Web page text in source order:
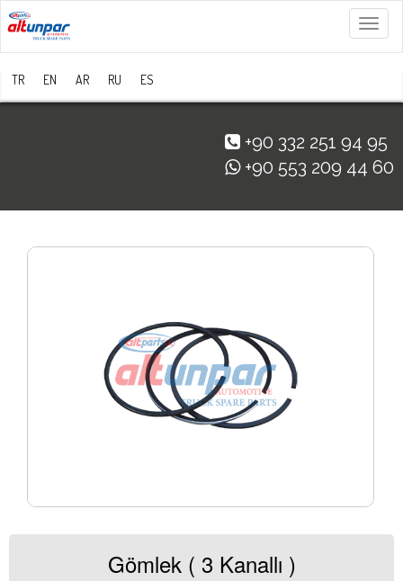
Menü
TR EN AR RU ES
+90 332 251 94 95
+90 553 209 44 60
Gömlek ( 3 Kanallı )